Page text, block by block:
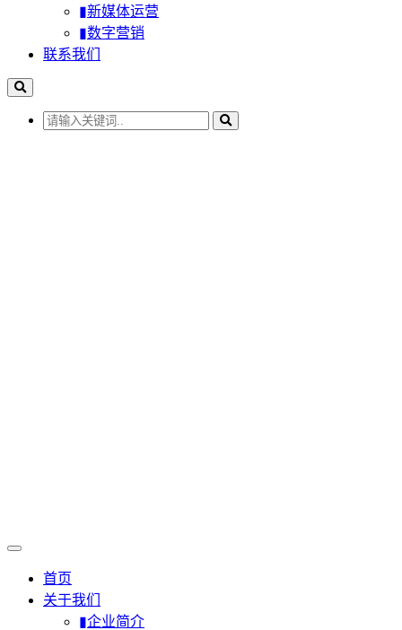
▮新媒体运营
▮数字营销
联系我们
首页
关于我们
▮企业简介